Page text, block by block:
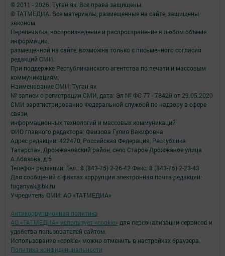
© 2011 - 2026. Туган як. Все права защищены.
© ТАТМЕДИА. Все материалы, размещенные на сайте, защищены
законом.
Перепечатка, воспроизведение и распространение в любом объеме
информации,
размещенной на сайте, возможна только с письменного согласия
редакций СМИ.
При поддержке Республиканского агентства по печати и массовым
коммуникациям.
Наименование СМИ: Туган як
№ записи о регистрации СМИ, дата: Эл № ФС 77 - 78420 от 29.05.2020
СМИ зарегистрированно Федеральной службой по надзору в сфере
связи,
информационных технологий и массовых коммуникаций
ФИО главного редактора: Фаизова Гулия Вакифовна
Адрес редакции: 422470, Российская Федерация, Республика
Татарстан, Дрожжановский район, село Старое Дрожжаное улица
А.Абязова, д.5
Телефон редакции: Тел.: 8 (843-75) 2-26-42 Факс: 8 (843-75) 2-23-43
Для сообщений о фактах коррупции электронная почта редакции:
tuganyak@bk.ru
Учредитель СМИ: АО «ТАТМЕДИА»
Антикоррупционная политика
АО «ТАТМЕДИА» использует «cookie» для персонализации сервисов и
удобства пользователей сайтом.
Использование «cookie» можно отменить в настройках браузера.
Политика конфиденциальности